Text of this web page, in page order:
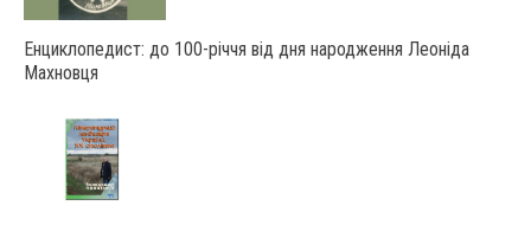
Енциклопедист: до 100-річчя від дня народження Леоніда
Махновця